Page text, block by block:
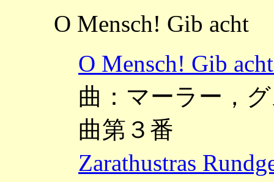
O Mensch! Gib acht
O Mensch! Gib
曲：マーラー，
曲第３番
Zarathustras